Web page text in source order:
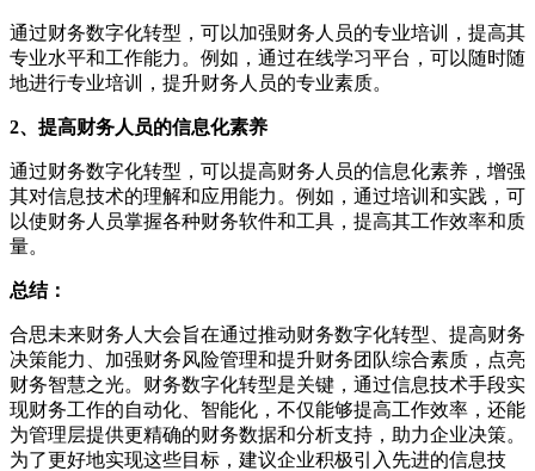
通过财务数字化转型，可以加强财务人员的专业培训，提高其
专业水平和工作能力。例如，通过在线学习平台，可以随时随
地进行专业培训，提升财务人员的专业素质。
2、提高财务人员的信息化素养
通过财务数字化转型，可以提高财务人员的信息化素养，增强
其对信息技术的理解和应用能力。例如，通过培训和实践，可
以使财务人员掌握各种财务软件和工具，提高其工作效率和质
量。
总结：
合思未来财务人大会旨在通过推动财务数字化转型、提高财务
决策能力、加强财务风险管理和提升财务团队综合素质，点亮
财务智慧之光。财务数字化转型是关键，通过信息技术手段实
现财务工作的自动化、智能化，不仅能够提高工作效率，还能
为管理层提供更精确的财务数据和分析支持，助力企业决策。
为了更好地实现这些目标，建议企业积极引入先进的信息技